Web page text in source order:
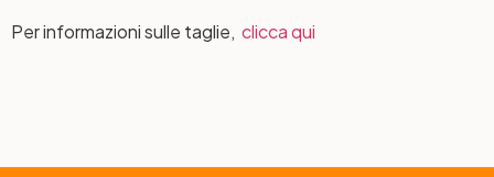
Per informazioni sulle taglie, clicca qui